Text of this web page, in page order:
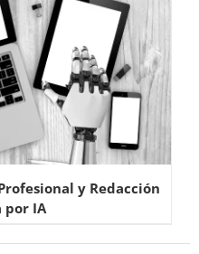
y Redacción
por IA